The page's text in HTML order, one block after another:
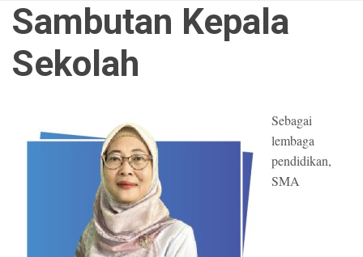
Sambutan Kepala
Sekolah
Sebagai
lembaga
pendidikan,
SMA